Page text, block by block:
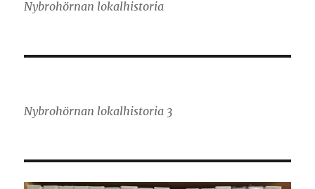
Nybrohörnan lokalhistoria
Nybrohörnan lokalhistoria 3